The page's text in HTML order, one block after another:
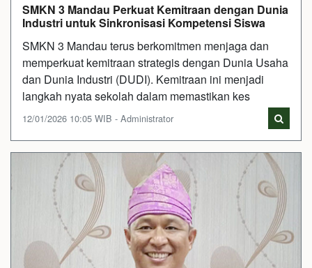
SMKN 3 Mandau Perkuat Kemitraan dengan Dunia
Industri untuk Sinkronisasi Kompetensi Siswa
SMKN 3 Mandau terus berkomitmen menjaga dan
memperkuat kemitraan strategis dengan Dunia Usaha
dan Dunia Industri (DUDI). Kemitraan ini menjadi
langkah nyata sekolah dalam memastikan kes
12/01/2026 10:05 WIB - Administrator